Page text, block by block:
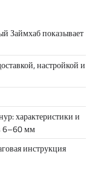
Займхаб показывает
настройкой и
характеристики и
6–60 мм
инструкция